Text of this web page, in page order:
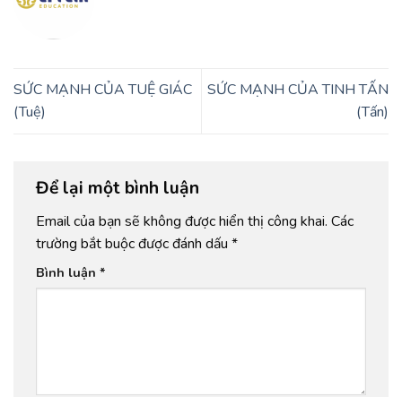
SỨC MẠNH CỦA TUỆ GIÁC
(Tuệ)
SỨC MẠNH CỦA TINH TẤN
(Tấn)
Để lại một bình luận
Email của bạn sẽ không được hiển thị công khai. Các
trường bắt buộc được đánh dấu *
Bình luận *